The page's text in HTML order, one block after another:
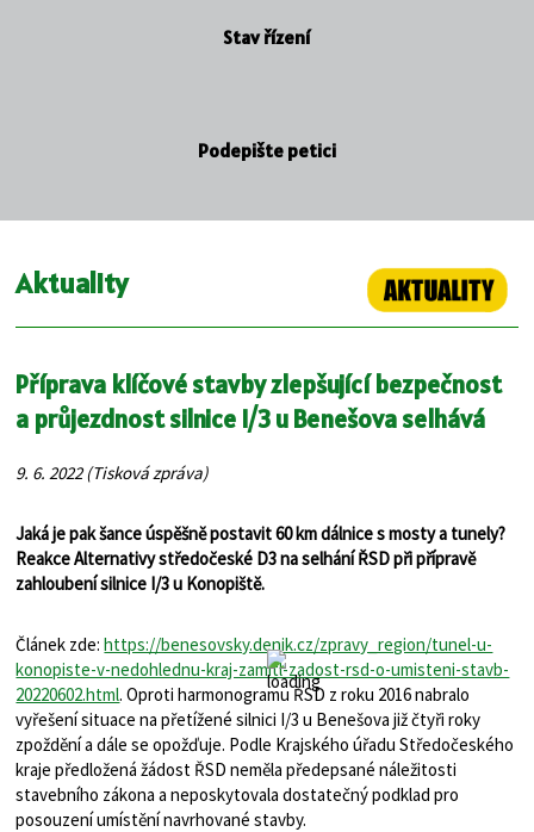
Stav řízení
Podepište petici
Aktuality
Příprava klíčové stavby zlepšující bezpečnost
a průjezdnost silnice I/3 u Benešova selhává
9. 6. 2022 (Tisková zpráva)
Jaká je pak šance úspěšně postavit 60 km dálnice s mosty a tunely?
Reakce Alternativy středočeské D3 na selhání ŘSD při přípravě
zahloubení silnice I/3 u Konopiště.
Článek zde:https://benesovsky.denik.cz/zpravy_region/tunel-u-
konopiste-v-nedohlednu-kraj-zamitl-zadost-rsd-o-umisteni-stavb-
20220602.html. Oproti harmonogramu ŘSD z roku 2016 nabralo
vyřešení situace na přetížené silnici I/3 u Benešova již čtyři roky
zpoždění a dále se opožďuje. Podle Krajského úřadu Středočeského
kraje předložená žádost ŘSD neměla předepsané náležitosti
stavebního zákona a neposkytovala dostatečný podklad pro
posouzení umístění navrhované stavby.